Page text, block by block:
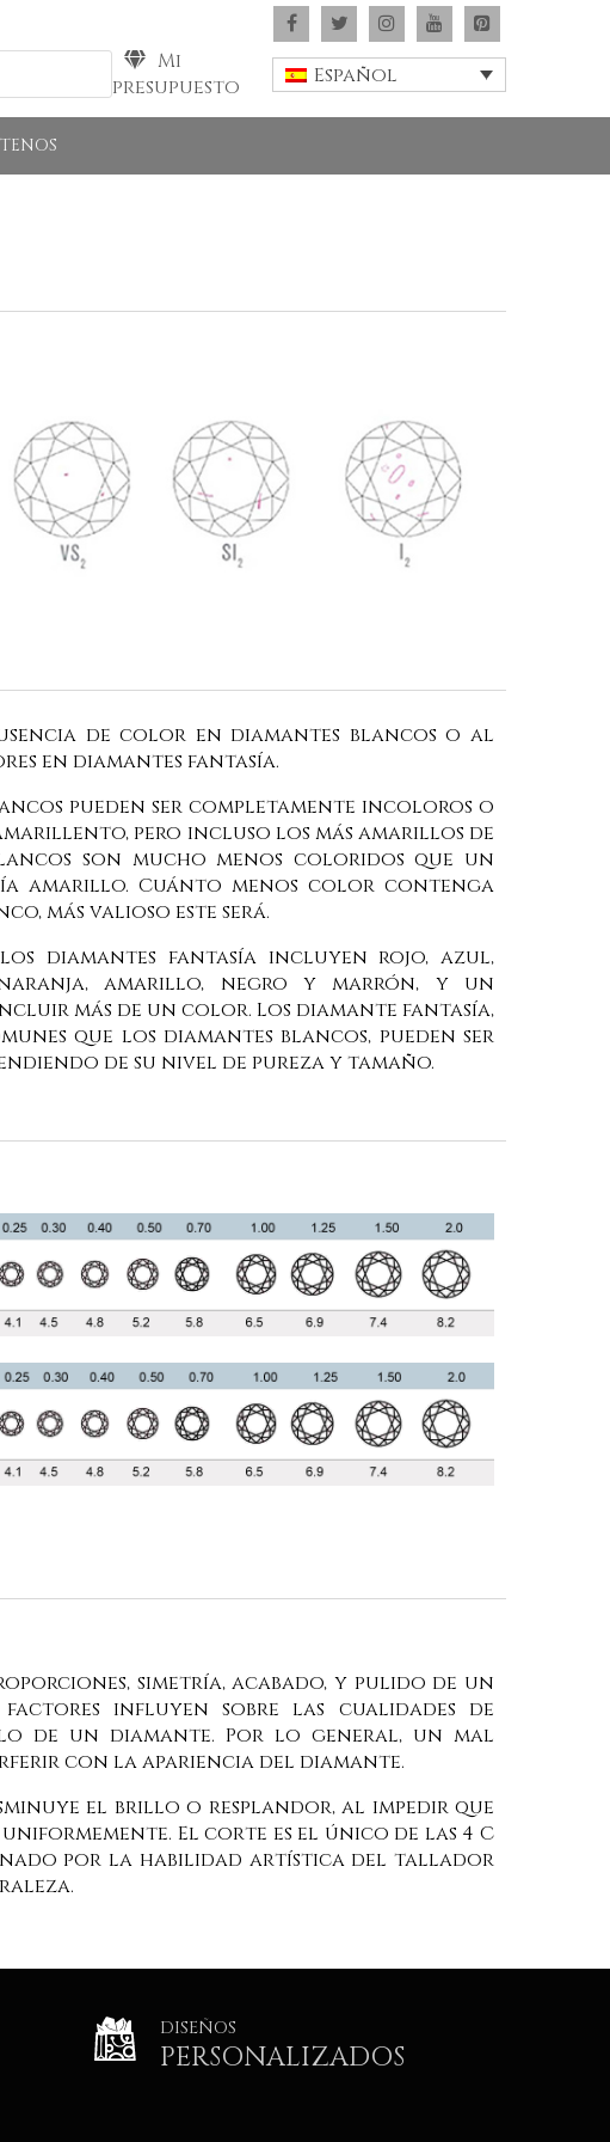
Mi
presupuesto
Español
de color en diamantes blancos o al
en diamantes fantasía.
pueden ser completamente incoloros o
pero incluso los más amarillos de
son mucho menos coloridos que un
amarillo. Cuánto menos color contenga
más valioso este será.
diamantes fantasía incluyen rojo, azul,
naranja, amarillo, negro y marrón, y un
más de un color. Los diamante fantasía,
que los diamantes blancos, pueden ser
de su nivel de pureza y tamaño.
simetría, acabado, y pulido de un
factores influyen sobre las cualidades de
de un diamante. Por lo general, un mal
con la apariencia del diamante.
el brillo o resplandor, al impedir que
uniformemente. El corte es el único de las 4 C
por la habilidad artística del tallador
DISEÑOS
PERSONALIZADOS